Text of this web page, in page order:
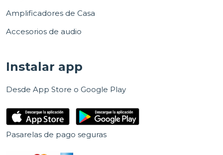
Amplificadores de Casa
Accesorios de audio
Instalar app
Desde App Store o Google Play
Pasarelas de pago seguras